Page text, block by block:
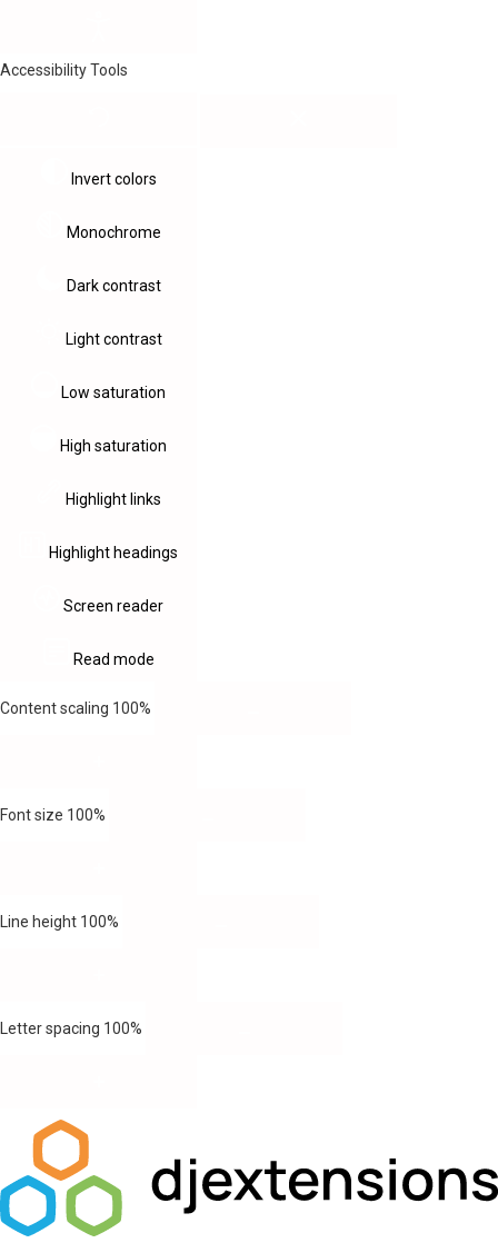
Accessibility Tools
Invert colors
Monochrome
Dark contrast
Light contrast
Low saturation
High saturation
Highlight links
Highlight headings
Screen reader
Read mode
Content scaling 100%
Font size 100%
Line height 100%
Letter spacing 100%